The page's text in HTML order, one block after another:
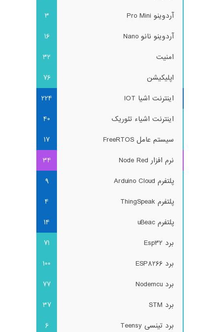
آردوینو Pro Mini
3
آردوینو نانو Nano
16
امنیت
32
اپلیکیشن
76
اینترنت اشیا IOT
224
اینترنت اشیاء تئوریک
40
سیستم عامل FreeRTOS
17
نرم افزار Node Red
34
پلتفرم Arduino Cloud
9
پلتفرم ThingSpeak
4
پلتفرم uBeac
14
برد Esp32
71
برد ESP8266
100
برد Nodemcu
77
برد STM
37
برد تینسی Teensy
6